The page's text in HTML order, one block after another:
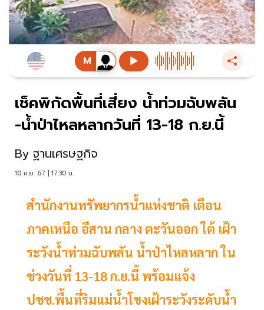
เช็คพิกัดพื้นที่เสี่ยง น้ำท่วมฉับพลัน
-น้ำป่าไหลหลากวันที่ 13-18 ก.ย.นี้
By ฐานเศรษฐกิจ
10 ก.ย. 67 | 17:30 น.
สำนักงานทรัพยากรน้ำแห่งชาติ เตือน
ภาคเหนือ อีสาน กลาง ตะวันออก ใต้ เฝ้า
ระวังน้ำท่วมฉับพลัน น้ำป่าไหลหลาก ใน
ช่วงวันที่ 13-18 ก.ย.นี้ พร้อมแจ้ง
ปชช.พื้นที่ริมแม่น้ำโขงเฝ้าระวังระดับน้ำ